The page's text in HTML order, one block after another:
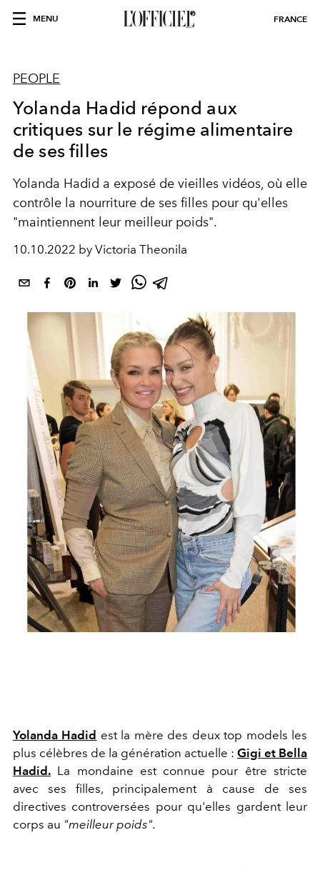
MENU FRANCE
PEOPLE
Yolanda Hadid répond aux
critiques sur le régime alimentaire
de ses filles
Yolanda Hadid a exposé de vieilles vidéos, où elle
contrôle la nourriture de ses filles pour qu'elles
"maintiennent leur meilleur poids".
10.10.2022 by Victoria Theonila
Yolanda Hadid est la mère des deux top models les
plus célèbres de la génération actuelle : Gigi et Bella
Hadid. La mondaine est connue pour être stricte
avec ses filles, principalement à cause de ses
directives controversées pour qu'elles gardent leur
corps au "meilleur poids".